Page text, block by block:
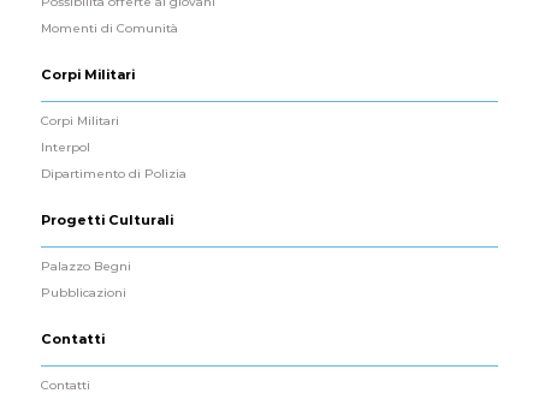
Momenti di Comunità
Corpi Militari
Corpi Militari
Interpol
Dipartimento di Polizia
Progetti Culturali
Palazzo Begni
Pubblicazioni
Contatti
Contatti